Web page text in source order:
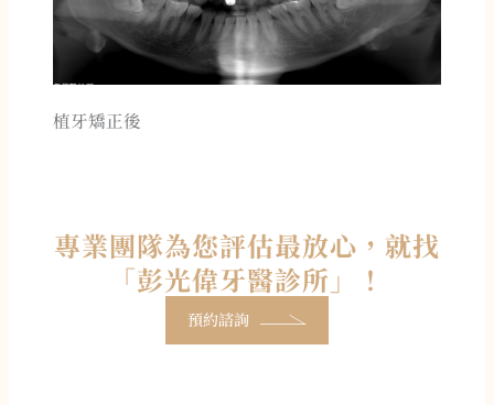
植牙矯正後
專業團隊為您評估最放心，就找
「彭光偉牙醫診所」！
預約諮詢